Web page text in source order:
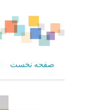
صفحه نخست